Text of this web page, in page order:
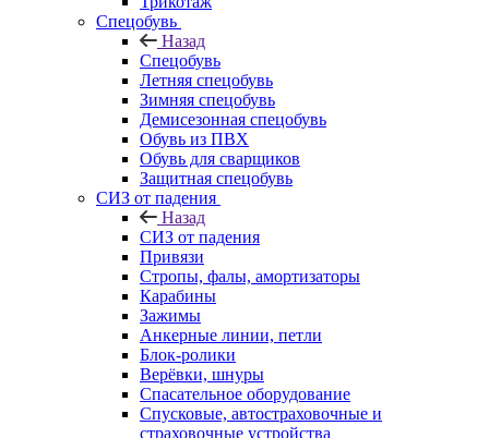
Спецобувь
Назад
Спецобувь
Летняя спецобувь
Зимняя спецобувь
Демисезонная спецобувь
Обувь из ПВХ
Обувь для сварщиков
Защитная спецобувь
СИЗ от падения
Назад
СИЗ от падения
Привязи
Стропы, фалы, амортизаторы
Карабины
Зажимы
Анкерные линии, петли
Блок-ролики
Верёвки, шнуры
Спасательное оборудование
Спусковые, автостраховочные и
страховочные устройства